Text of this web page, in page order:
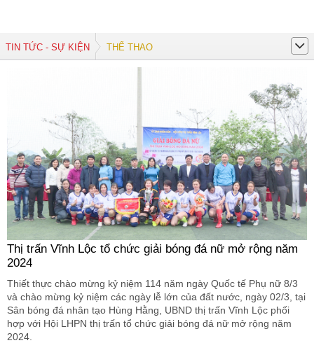
TIN TỨC - SỰ KIỆN THỂ THAO
Thị trấn Vĩnh Lộc tổ chức giải bóng đá nữ mở rộng năm
2024
Thiết thực chào mừng kỷ niệm 114 năm ngày Quốc tế Phụ nữ 8/3
và chào mừng kỷ niệm các ngày lễ lớn của đất nước, ngày 02/3, tại
Sân bóng đá nhân tạo Hùng Hằng, UBND thị trấn Vĩnh Lộc phối
hợp với Hội LHPN thị trấn tổ chức giải bóng đá nữ mở rộng năm
2024.